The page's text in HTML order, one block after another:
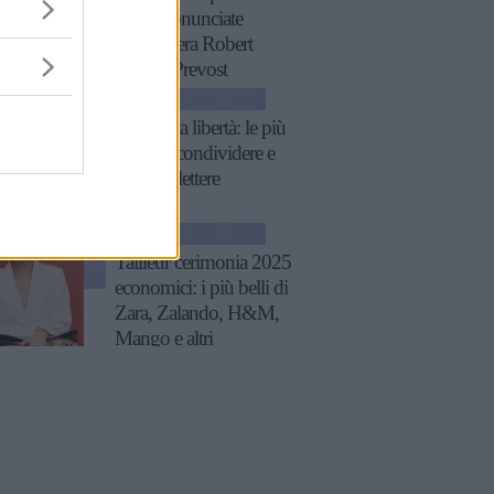
XIV, pronunciate
quando era Robert
Francis Prevost
Frasi sulla libertà: le più
belle da condividere e
su cui riflettere
Tailleur cerimonia 2025
economici: i più belli di
Zara, Zalando, H&M,
Mango e altri